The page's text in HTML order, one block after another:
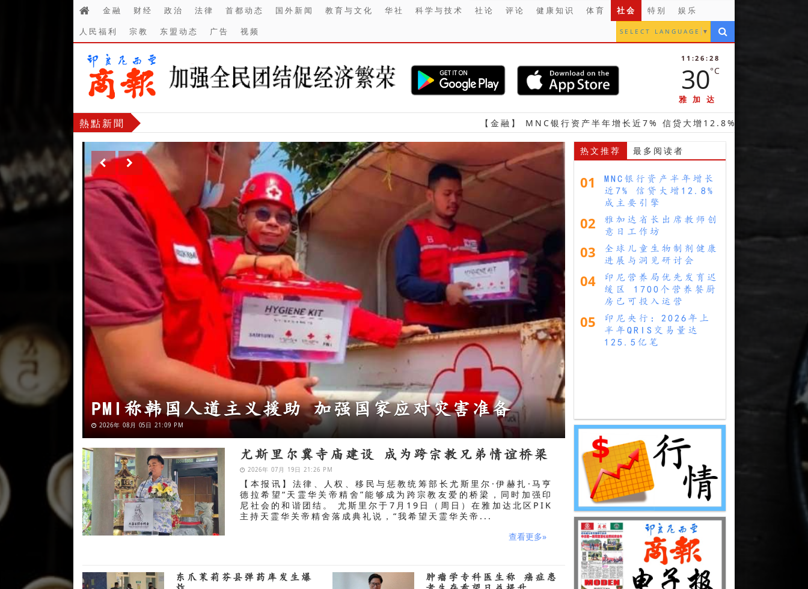
金融 财经 政治 法律 首都动态 国外新闻 教育与文化 华社 科学与技术 社论 评论 健康知识 体育 社会 特别
娱乐
人民福利
宗教 东盟动态 广告 视频 SELECT LANGUAGE ▼
11:26:30
30°C
雅加达
熱點新聞 【金融】 MNC银行资产半年增长近7% 信贷大增12.8%成主要引擎
过火面积达7.9公顷 布罗莫部分旅游通道关闭
2026年 08月 04日 22:35 PM
尤斯里尔冀寺庙建设 成为跨宗教兄弟情谊桥梁
2026年 07月 19日 21:26 PM
【本报讯】法律、人权、移民与惩教统筹部长尤斯里尔·伊赫扎·马亨
德拉希望“天霊华关帝精舍”能够成为跨宗教友爱的桥梁，同时加强印
尼社会的和谐团结。 尤斯里尔于7月19日（周日）在雅加达北区PIK
主持天霊华关帝精舍落成典礼说，“我希望天霊华关帝...
查看更多»
东爪茉莉芬县弹药库发生爆
肿瘤学专科医生称 癌症患
热文推荐 最多阅读者
01
MNC银行资产半年增长
近7% 信贷大增12.8%
成主要引擎
02
雅加达省长出席教师创
意日工作坊
03
全球儿童生物制剂健康
进展与洞见研讨会
04
印尼营养局优先发育迟
缓区 1700个营养餐厨
房已可投入运营
05
印尼央行：2026年上
半年QRIS交易量达
125.5亿笔